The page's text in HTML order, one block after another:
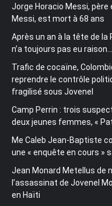
Jorge Horacio Messi, père
Messi, est mort à 68 ans
Après un an à la tête de la
n’a toujours pas eu raison…
Trafic de cocaïne,
reprendre le contrôle
fragilisé sous Jovenel
Camp Perrin : trois
deux jeunes femmes, «
Me Caleb Jean-Baptiste
une « enquête en cours »
Jean Monard Metellus de
l’assassinat de Jovenel
en Haïti